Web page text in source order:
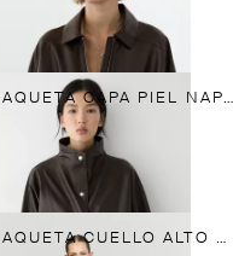
CHAQUETA CAPA PIEL NAPA
CHAQUETA CUELLO ALTO PIEL ANTE